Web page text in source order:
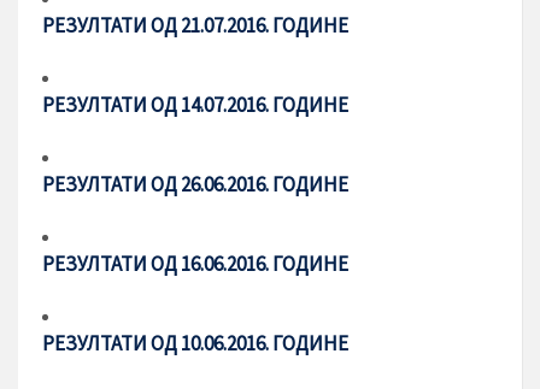
РЕЗУЛТАТИ ОД 21.07.2016. ГОДИНЕ
РЕЗУЛТАТИ ОД 14.07.2016. ГОДИНЕ
РЕЗУЛТАТИ ОД 26.06.2016. ГОДИНЕ
РЕЗУЛТАТИ ОД 16.06.2016. ГОДИНЕ
РЕЗУЛТАТИ ОД 10.06.2016. ГОДИНЕ